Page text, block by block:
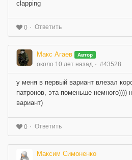
clapping
0 Ответить
Макс Агаев Автор
около 10 лет назад #43528
у меня в первый вариант влезал
патронов, эта поменьше немного))))
вариант)
0 Ответить
Максим Симоненко